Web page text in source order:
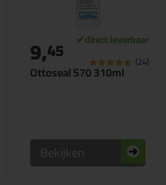
Ottoseal S70 310ml
9,45 (24)
Bekijken